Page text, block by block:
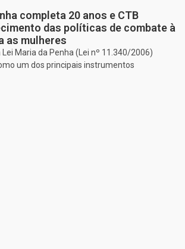
completa 20 anos e CTB
das políticas de combate à
as mulheres
Lei Maria da Penha (Lei nº 11.340/2006)
um dos principais instrumentos